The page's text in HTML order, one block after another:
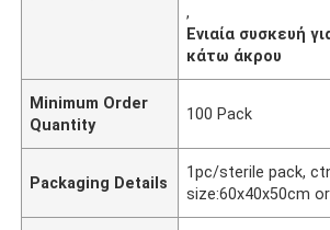
,
Ενιαία συσκευή
κάτω άκρου
Minimum Order
Quantity
100 Pack
Packaging Details
1pc/sterile pack,
size:60x40x50cm